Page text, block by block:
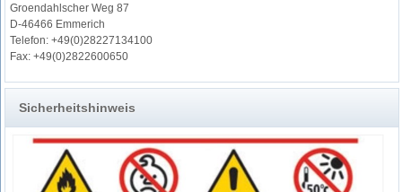
Groendahlscher Weg 87
D-46466 Emmerich
Telefon: +49(0)28227134100
Fax: +49(0)2822600650
Sicherheitshinweis